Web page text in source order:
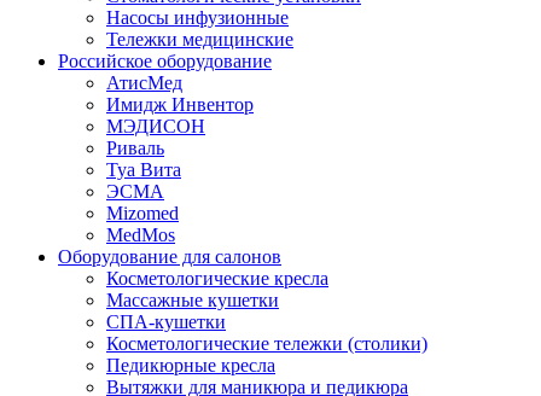
Насосы инфузионные
Тележки медицинские
Российское оборудование
АтисМед
Имидж Инвентор
МЭДИСОН
Риваль
Туа Вита
ЭСМА
Mizomed
MedMos
Оборудование для салонов
Косметологические кресла
Массажные кушетки
СПА-кушетки
Косметологические тележки (столики)
Педикюрные кресла
Вытяжки для маникюра и педикюра